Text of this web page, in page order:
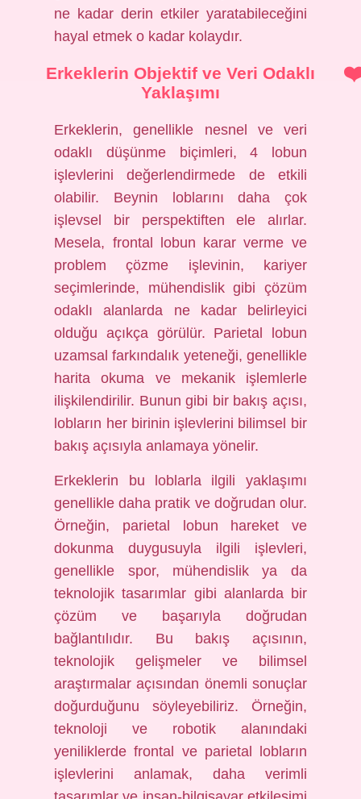
ne kadar derin etkiler yaratabileceğini
hayal etmek o kadar kolaydır.
Erkeklerin Objektif ve Veri Odaklı
Yaklaşımı
Erkeklerin, genellikle nesnel ve veri
odaklı düşünme biçimleri, 4 lobun
işlevlerini değerlendirmede de etkili
olabilir. Beynin loblarını daha çok
işlevsel bir perspektiften ele alırlar.
Mesela, frontal lobun karar verme ve
problem çözme işlevinin, kariyer
seçimlerinde, mühendislik gibi çözüm
odaklı alanlarda ne kadar belirleyici
olduğu açıkça görülür. Parietal lobun
uzamsal farkındalık yeteneği, genellikle
harita okuma ve mekanik işlemlerle
ilişkilendirilir. Bunun gibi bir bakış açısı,
lobların her birinin işlevlerini bilimsel bir
bakış açısıyla anlamaya yönelir.
Erkeklerin bu loblarla ilgili yaklaşımı
genellikle daha pratik ve doğrudan olur.
Örneğin, parietal lobun hareket ve
dokunma duygusuyla ilgili işlevleri,
genellikle spor, mühendislik ya da
teknolojik tasarımlar gibi alanlarda bir
çözüm ve başarıyla doğrudan
bağlantılıdır. Bu bakış açısının,
teknolojik gelişmeler ve bilimsel
araştırmalar açısından önemli sonuçlar
doğurduğunu söyleyebiliriz. Örneğin,
teknoloji ve robotik alanındaki
yeniliklerde frontal ve parietal lobların
işlevlerini anlamak, daha verimli